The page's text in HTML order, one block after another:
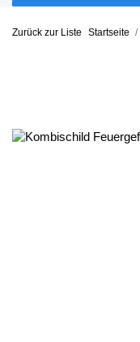
Zurück zur Liste Startseite